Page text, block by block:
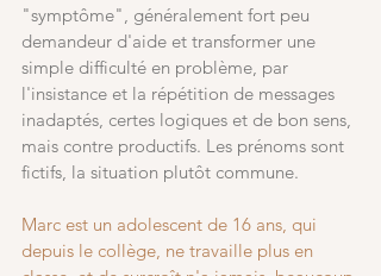
"symptôme", généralement fort peu
demandeur d'aide et transformer une
simple difficulté en problème, par
l'insistance et la répétition de messages
inadaptés, certes logiques et de bon sens,
mais contre productifs. Les prénoms sont
fictifs, la situation plutôt commune.
Marc est un adolescent de 16 ans, qui
depuis le collège, ne travaille plus en